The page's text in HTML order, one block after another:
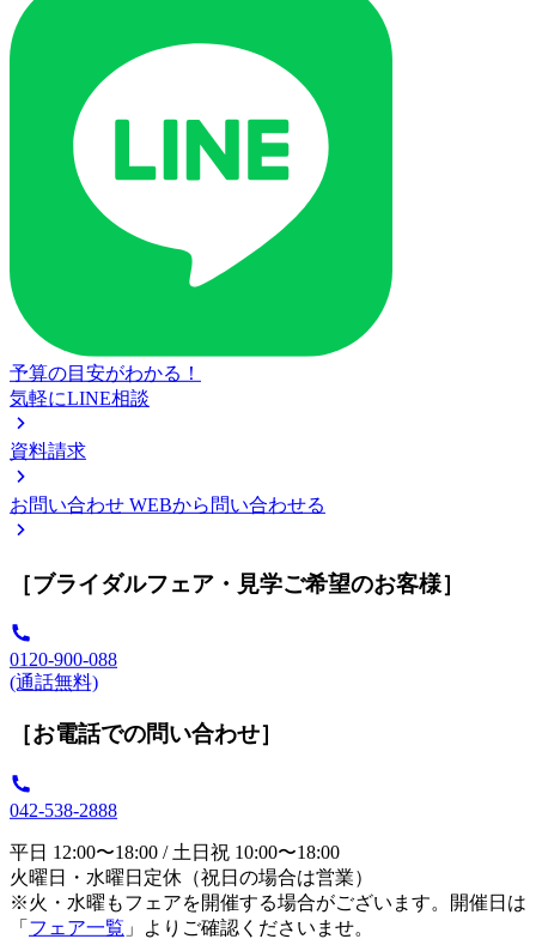
予算の目安がわかる！
気軽にLINE相談
資料請求
お問い合わせ WEBから問い合わせる
［ブライダルフェア・見学ご希望のお客様］
0120-900-088
(通話無料)
［お電話での問い合わせ］
042-538-2888
平日 12:00〜18:00 / 土日祝 10:00〜18:00
火曜日・水曜日定休（祝日の場合は営業）
※火・水曜もフェアを開催する場合がございます。開催日は
「 フェア一覧 」よりご確認くださいませ。